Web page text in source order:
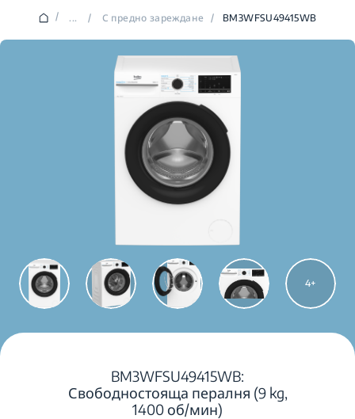
/ ... / С предно зареждане / BM3WFSU49415WB
4
BM3WFSU49415WB:
Свободностояща пералня (9 kg,
1400 об/мин)